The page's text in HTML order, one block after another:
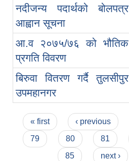
नदीजन्य पदार्थको बोलपत्र
आह्वान सूचना
आ.व २०७५/७६ को भौतिक
प्रगति विवरण
बिरुवा वितरण गर्दै तुलसीपुर
उपमहानगर
Pages
« first ‹ previous
79
80 81
85
next ›